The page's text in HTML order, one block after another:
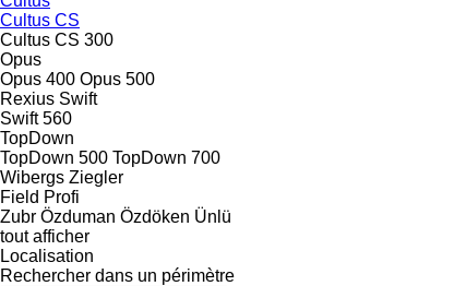
Cultus CS
Cultus CS 300
Opus
Opus 400 Opus 500
Rexius Swift
Swift 560
TopDown
TopDown 500 TopDown 700
Wibergs Ziegler
Field Profi
Zubr Özduman Özdöken Ünlü
tout afficher
Localisation
Rechercher dans un périmètre